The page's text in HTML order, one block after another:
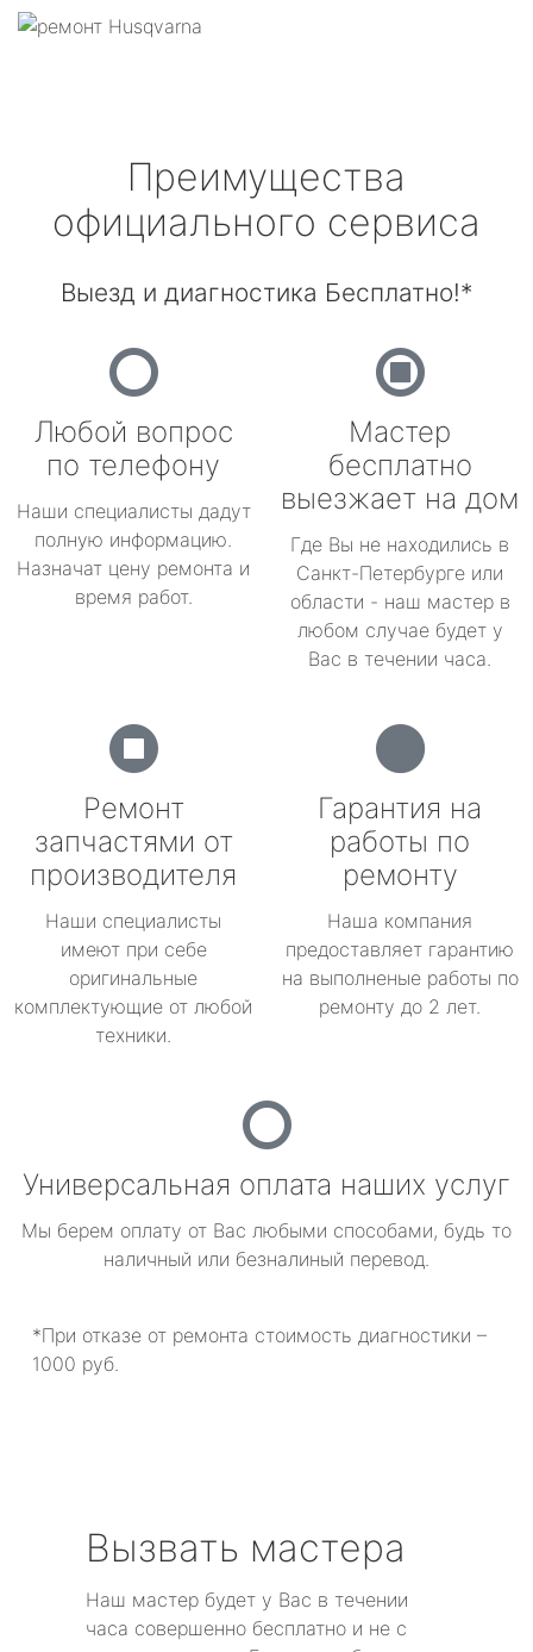
Преимущества
официального сервиса
Выезд и диагностика Бесплатно!*
Любой вопрос
по телефону
Наши специалисты дадут
полную информацию.
Назначат цену ремонта и
время работ.
Мастер
бесплатно
выезжает на дом
Где Вы не находились в
Санкт-Петербурге или
области - наш мастер в
любом случае будет у
Вас в течении часа.
Ремонт
запчастями от
производителя
Наши специалисты
имеют при себе
оригинальные
комплектующие от любой
техники.
Гарантия на
работы по
ремонту
Наша компания
предоставляет гарантию
на выполненые работы по
ремонту до 2 лет.
Универсальная оплата наших услуг
Мы берем оплату от Вас любыми способами, будь то
наличный или безналиный перевод.
*При отказе от ремонта стоимость диагностики –
1000 руб.
Вызвать мастера
Наш мастер будет у Вас в течении
часа совершенно бесплатно и не с